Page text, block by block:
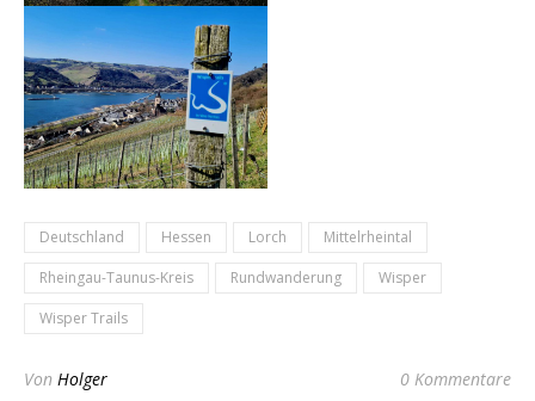
Deutschland Hessen Lorch
Mittelrheintal
Rheingau-Taunus-Kreis
Rundwanderung
Wisper
Wisper Trails
Von Holger 0 Kommentare